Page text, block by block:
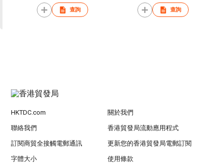
查詢 查詢
HKTDC.com 關於我們
聯絡我們 香港貿發局流動應用程式
訂閱商貿全接觸電郵通訊 更新您的香港貿發局電郵訂閱
字體大小 使用條款